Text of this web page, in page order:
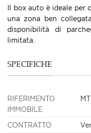
Il box auto è ideale
una zona ben
disponibilità di
limitata.
SPECIFICHE
RIFERIMENTO
IMMOBILE
CONTRATTO